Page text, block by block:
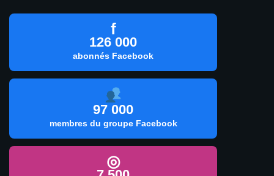
f
126 000
abonnés Facebook
97 000
membres du groupe Facebook
◎